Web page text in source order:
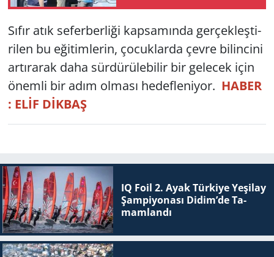
Sıfır atık se­fer­ber­li­ği kap­sa­mın­da ger­çek­leş­ti­
ri­len bu eği­tim­le­rin, ço­cuk­lar­da çevre bi­lin­ci­ni
ar­tı­ra­rak daha sür­dü­rü­le­bi­lir bir ge­lecek için
önem­li bir adım ol­ma­sı he­def­le­ni­yor. HABER
: ELİF DİKBAŞ
IQ Foil 2. Ayak Tür­ki­ye Ye­şi­lay
Şam­pi­yo­na­sı Didim’de Ta­
mam­lan­dı